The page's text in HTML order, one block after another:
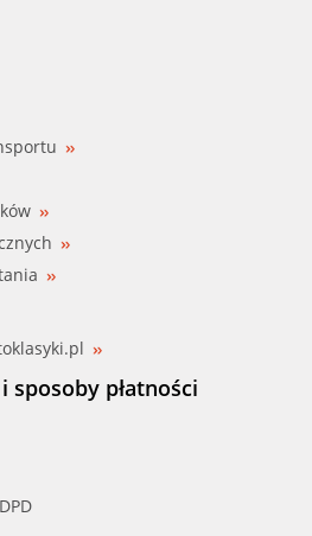
sposoby płatności